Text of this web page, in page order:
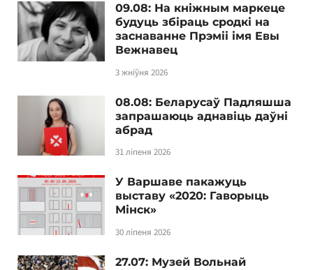
09.08: На кніжным маркеце
будуць збіраць сродкі на
заснаванне Прэміі імя Евы
Вежнавец
3 жніўня 2026
08.08: Беларусаў Падляшша
запрашаюць аднавіць даўні
абрад
31 ліпеня 2026
У Варшаве пакажуць
выставу «2020: Гаворыць
Мінск»
30 ліпеня 2026
27.07: Музей Вольнай